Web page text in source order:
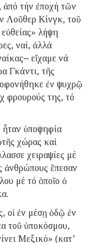
ἀπό τήν ἐποχή τῶν
Λοῦθερ Κίνγκ, τοῦ
λήψη
ναί, ἀλλά
εἴχαμε νά
Γκάντι, τῆς
ἐν ψυχρῷ
φρουρούς της, τό
ἦταν ὑποψηφία
χώρας καί
χειραψίες μέ
ἀνθρώπους ἔπεσαν
μέ τό ὁποῖο ὁ
οἱ ἐν μέσῃ ὁδῷ ἐν
τοῦ ὑποκόσμου,
Μεξικό» (κατ’